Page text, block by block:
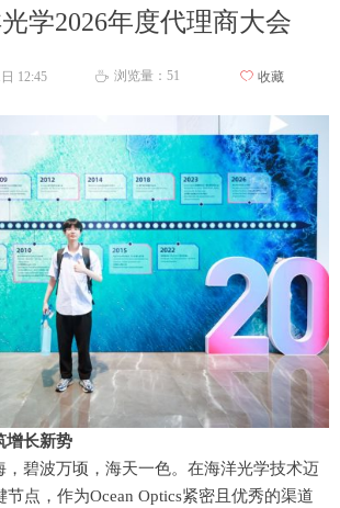
学2026年度代理商大会
增长新势
，碧波万顷，海天一色。在海洋光学技术迈
点，作为Ocean Optics紧密且优秀的渠道
12:45 ꄘ 浏览量： 51 ꄀ 收藏